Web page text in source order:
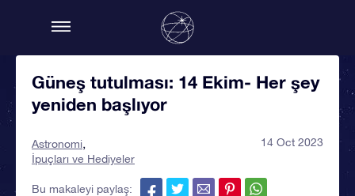
Güneş tutulması: 14 Ekim- Her şey
yeniden başlıyor
Astronomi
İpuçları ve Hediyeler
14 Oct 2023
Bu makaleyi paylaş: